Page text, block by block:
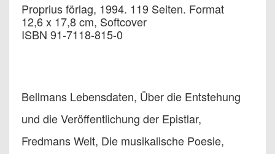
Proprius förlag, 1994. 119 Seiten. Format
12,6 x 17,8 cm, Softcover
ISBN 91-7118-815-0
Bellmans Lebensdaten, Über die Entstehung
und die Veröffentlichung der Epistlar,
Fredmans Welt, Die musikalische Poesie,